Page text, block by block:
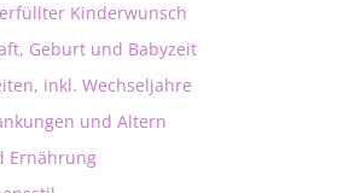
Kinderwunsch
Geburt und Babyzeit
inkl. Wechseljahre
und Altern
Ernährung